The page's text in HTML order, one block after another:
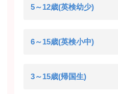
5～12歳(英検幼少)
6～15歳(英検小中)
3～15歳(帰国生)